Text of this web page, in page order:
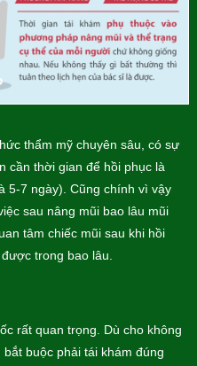
thẩm mỹ chuyên sâu, có sự
cần thời gian để hồi phục là
5-7 ngày). Cũng chính vì vậy
sau nâng mũi bao lâu mũi
tâm chiếc mũi sau khi hồi
trong bao lâu.
rất quan trọng. Dù cho không
buộc phải tái khám đúng